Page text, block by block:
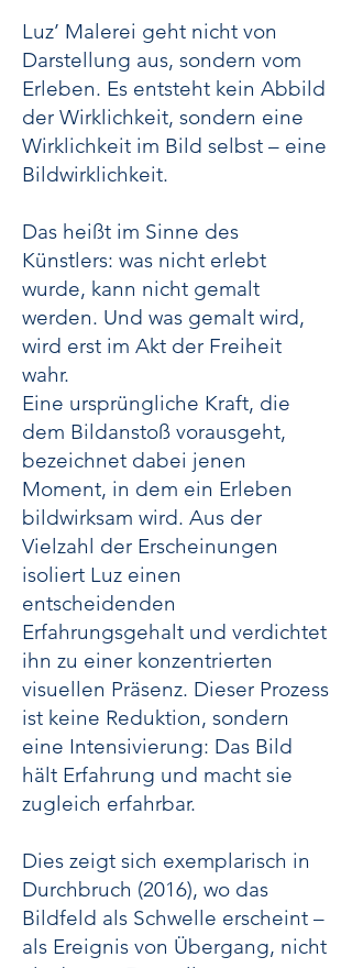
Luz’ Malerei geht nicht von
Darstellung aus, sondern vom
Erleben. Es entsteht kein Abbild
der Wirklichkeit, sondern eine
Wirklichkeit im Bild selbst – eine
Bildwirklichkeit.
Das heißt im Sinne des
Künstlers: was nicht erlebt
wurde, kann nicht gemalt
werden. Und was gemalt wird,
wird erst im Akt der Freiheit
wahr.
Eine ursprüngliche Kraft, die
dem Bildanstoß vorausgeht,
bezeichnet dabei jenen
Moment, in dem ein Erleben
bildwirksam wird. Aus der
Vielzahl der Erscheinungen
isoliert Luz einen
entscheidenden
Erfahrungsgehalt und verdichtet
ihn zu einer konzentrierten
visuellen Präsenz. Dieser Prozess
ist keine Reduktion, sondern
eine Intensivierung: Das Bild
hält Erfahrung und macht sie
zugleich erfahrbar.
Dies zeigt sich exemplarisch in
Durchbruch (2016), wo das
Bildfeld als Schwelle erscheint –
als Ereignis von Übergang, nicht